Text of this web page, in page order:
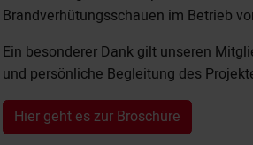
Brandverhütungsschauen im Betrieb
Ein besonderer Dank gilt unseren
und persönliche Begleitung des
Hier geht es zur Broschüre